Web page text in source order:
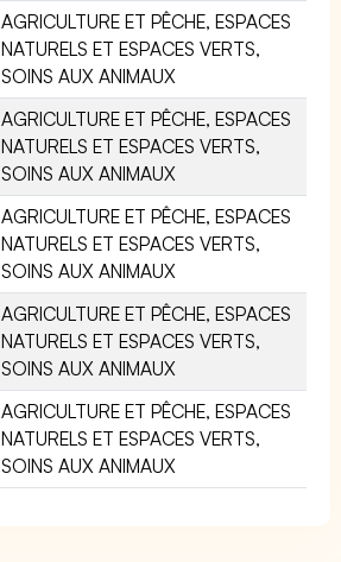
AGRICULTURE ET PÊCHE, ESPACES
NATURELS ET ESPACES VERTS,
SOINS AUX ANIMAUX
AGRICULTURE ET PÊCHE, ESPACES
NATURELS ET ESPACES VERTS,
SOINS AUX ANIMAUX
AGRICULTURE ET PÊCHE, ESPACES
NATURELS ET ESPACES VERTS,
SOINS AUX ANIMAUX
AGRICULTURE ET PÊCHE, ESPACES
NATURELS ET ESPACES VERTS,
SOINS AUX ANIMAUX
AGRICULTURE ET PÊCHE, ESPACES
NATURELS ET ESPACES VERTS,
SOINS AUX ANIMAUX